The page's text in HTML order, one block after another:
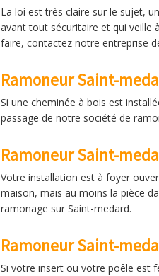
La loi est très claire sur le sujet,
avant tout sécuritaire et qui veille
faire, contactez notre entreprise
Ramoneur Saint-
Si une cheminée à bois est
passage de notre société de
Ramoneur Saint-
Votre installation est à foyer
maison, mais au moins la pièce
ramonage sur Saint-medard.
Ramoneur Saint-
Si votre insert ou votre poêle est